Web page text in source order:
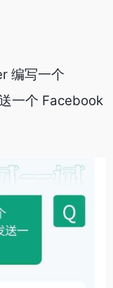
编写一个
一个 Facebook